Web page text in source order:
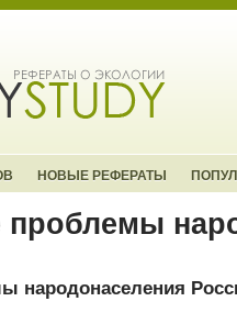
НОВЫЕ РЕФЕРАТЫ
проблемы
народонаселения